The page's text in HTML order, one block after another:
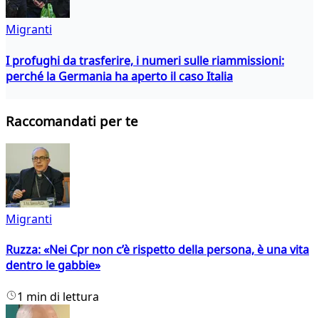
Migranti
I profughi da trasferire, i numeri sulle riammissioni:
perché la Germania ha aperto il caso Italia
Raccomandati per te
Migranti
Ruzza: «Nei Cpr non c’è rispetto della persona, è una vita
dentro le gabbie»
1 min di lettura